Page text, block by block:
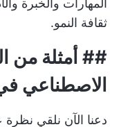
المهارات والخبرة
ثقافة النمو.
## أمثلة من
الاصطناعي
دعنا الآن نلقي